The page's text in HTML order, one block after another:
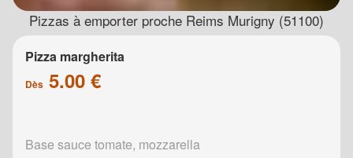
Pizzas à emporter proche Reims Murigny (51100)
Pizza margherita
Dès 5.00 €
Base sauce tomate, mozzarella